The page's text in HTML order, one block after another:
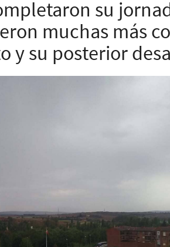
su
muchas más
y su posterior